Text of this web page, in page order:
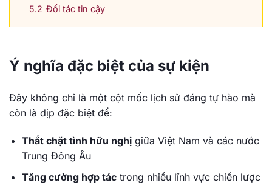
5.2 Đối tác tin cậy
Ý nghĩa đặc biệt của sự kiện
Đây không chỉ là một cột mốc lịch sử đáng tự hào mà
còn là dịp đặc biệt để:
Thắt chặt tình hữu nghịgiữa Việt Nam và các nước
Trung Đông Âu
Tăng cường hợp táctrong nhiều lĩnh vực chiến lược